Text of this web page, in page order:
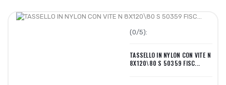
(0/5):
TASSELLO IN NYLON CON VITE N
8X120\80 S 50359 FISC...